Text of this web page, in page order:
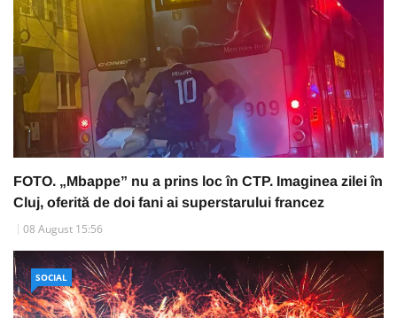
FOTO. „Mbappe” nu a prins loc în CTP. Imaginea zilei în
Cluj, oferită de doi fani ai superstarului francez
08 August 15:56
SOCIAL